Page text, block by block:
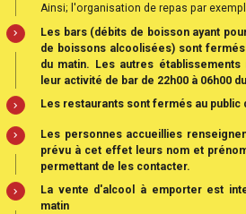
Ainsi; l'organisation de repas par
Les bars (débits de boisson ayant
de boissons alcoolisées) sont fermés
du matin. Les autres
leur activité de bar de 22h00 à 06h00
Les restaurants sont fermés au public
Les personnes accueillies
prévu à cet effet leurs nom et
permettant de les contacter.
La vente d'alcool à emporter est
matin